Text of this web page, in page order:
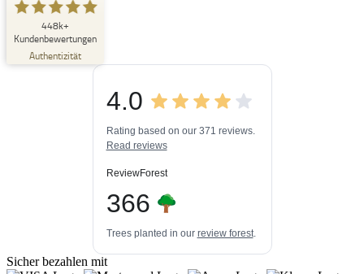
448k+
Kundenbewertungen
Authentizität
SEHR GUT
4,84
/
5,00
3
ProvenExpert.com
Blick aufs ProvenExpert-Profil werfen
06.08.2026
4.0
Rating based on our 371 reviews.
Read reviews
ReviewForest
366
Trees planted in our review forest.
Sicher bezahlen mit